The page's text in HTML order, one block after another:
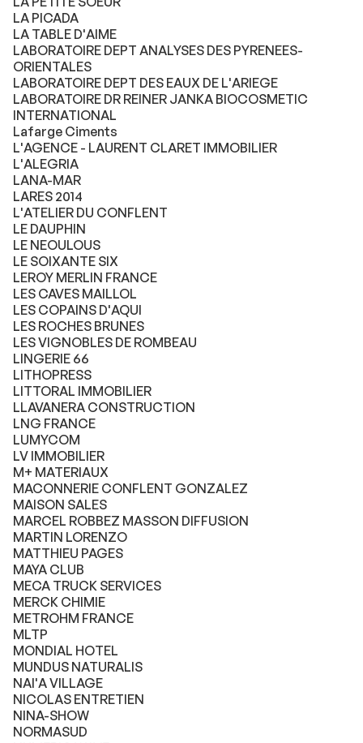
LA PICADA
LA TABLE D'AIME
LABORATOIRE DEPT ANALYSES DES PYRENEES-
ORIENTALES
LABORATOIRE DEPT DES EAUX DE L'ARIEGE
LABORATOIRE DR REINER JANKA BIOCOSMETIC
INTERNATIONAL
Lafarge Ciments
L'AGENCE - LAURENT CLARET IMMOBILIER
L'ALEGRIA
LANA-MAR
LARES 2014
L'ATELIER DU CONFLENT
LE DAUPHIN
LE NEOULOUS
LE SOIXANTE SIX
LEROY MERLIN FRANCE
LES CAVES MAILLOL
LES COPAINS D'AQUI
LES ROCHES BRUNES
LES VIGNOBLES DE ROMBEAU
LINGERIE 66
LITHOPRESS
LITTORAL IMMOBILIER
LLAVANERA CONSTRUCTION
LNG FRANCE
LUMYCOM
LV IMMOBILIER
M+ MATERIAUX
MACONNERIE CONFLENT GONZALEZ
MAISON SALES
MARCEL ROBBEZ MASSON DIFFUSION
MARTIN LORENZO
MATTHIEU PAGES
MAYA CLUB
MECA TRUCK SERVICES
MERCK CHIMIE
METROHM FRANCE
MLTP
MONDIAL HOTEL
MUNDUS NATURALIS
NAI'A VILLAGE
NICOLAS ENTRETIEN
NINA-SHOW
NORMASUD